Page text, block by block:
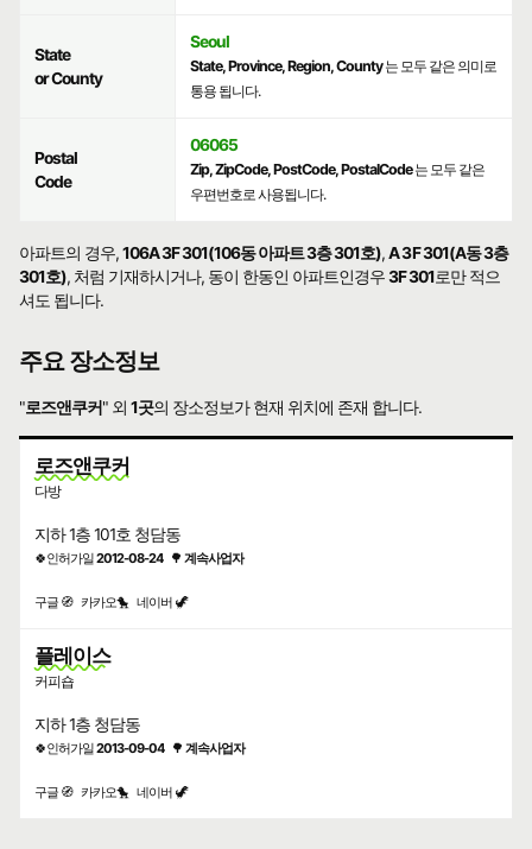
State
or County
Seoul
State, Province, Region, County는 모두 같은 의미로
통용 됩니다.
Postal
Code
06065
Zip, ZipCode, PostCode, PostalCode는 모두 같은
우편번호로 사용됩니다.
아파트의 경우,106A 3F 301(106동 아파트 3층 301호),A 3F 301(A동 3층
301호), 처럼 기재하시거나, 동이 한동인 아파트인경우3F 301로만 적으
셔도 됩니다.
주요 장소정보
"로즈앤쿠커" 외1곳의 장소정보가 현재 위치에 존재 합니다.
로즈앤쿠커
다방
지하 1층 101호 청담동
🍀인허가일2012-08-24 🌳 계속사업자
구글 🧭 카카오🐤 네이버 🦖
플레이스
커피숍
지하 1층 청담동
🍀인허가일2013-09-04 🌳 계속사업자
구글 🧭 카카오🐤 네이버 🦖